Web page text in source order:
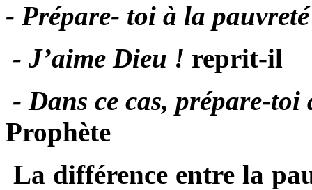
- Prépare- toi à la
- J’aime Dieu ! reprit-il
- Dans ce cas, prépare-
Prophète
La différence entre la